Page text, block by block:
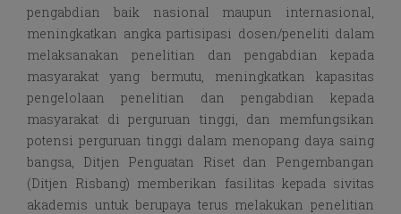
pengabdian baik nasional maupun internasional,
meningkatkan angka partisipasi dosen/peneliti dalam
melaksanakan penelitian dan pengabdian kepada
masyarakat yang bermutu, meningkatkan kapasitas
pengelolaan penelitian dan pengabdian kepada
masyarakat di perguruan tinggi, dan memfungsikan
potensi perguruan tinggi dalam menopang daya saing
bangsa, Ditjen Penguatan Riset dan Pengembangan
(Ditjen Risbang) memberikan fasilitas kepada sivitas
akademis untuk berupaya terus melakukan penelitian